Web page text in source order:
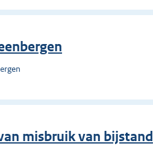
misbruik van bijstand